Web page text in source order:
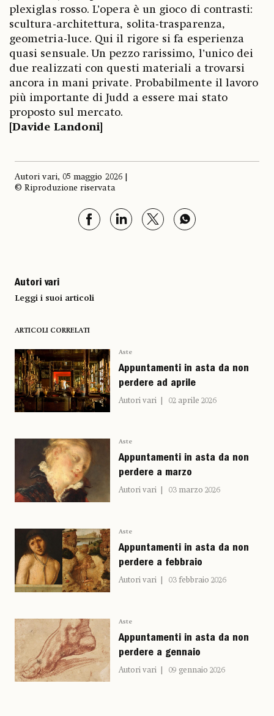
plexiglas rosso. L’opera è un gioco di contrasti:
scultura-architettura, solita-trasparenza,
geometria-luce. Qui il rigore si fa esperienza
quasi sensuale. Un pezzo rarissimo, l’unico dei
due realizzati con questi materiali a trovarsi
ancora in mani private. Probabilmente il lavoro
più importante di Judd a essere mai stato
proposto sul mercato.
[Davide Landoni]
Autori vari, 05 maggio 2026 |
© Riproduzione riservata
Autori vari
Leggi i suoi articoli
ARTICOLI CORRELATI
Aste
Appuntamenti in asta da non
perdere ad aprile
Autori vari 02 aprile 2026
Aste
Appuntamenti in asta da non
perdere a marzo
Autori vari 03 marzo 2026
Aste
Appuntamenti in asta da non
perdere a febbraio
Autori vari 03 febbraio 2026
Aste
Appuntamenti in asta da non
perdere a gennaio
Autori vari 09 gennaio 2026